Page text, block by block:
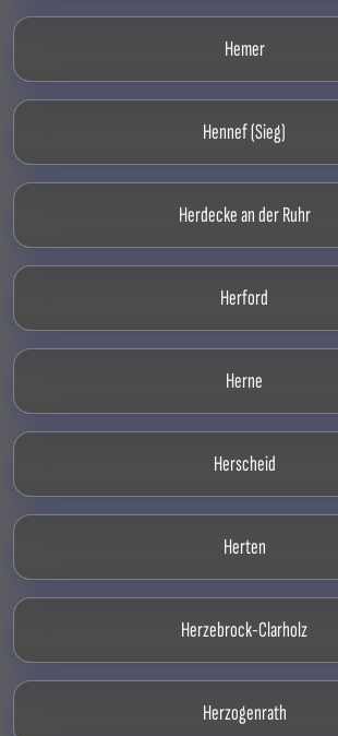
Hemer
Hennef (Sieg)
Herdecke an der Ruhr
Herford
Herne
Herscheid
Herten
Herzebrock-Clarholz
Herzogenrath